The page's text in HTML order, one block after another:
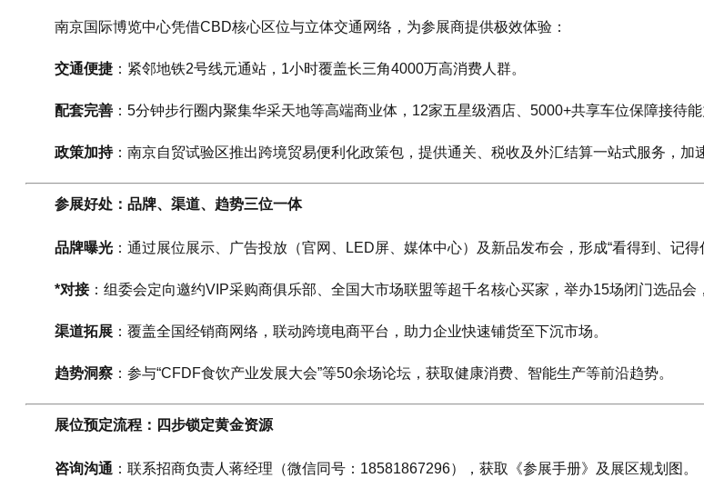
南京国际博览中心凭借CBD核心区位与立体交通网络，为参展商提供极效体验：
交通便捷 ：紧邻地铁2号线元通站，1小时覆盖长三角4000万高消费人群。
配套完善 ：5分钟步行圈内聚集华采天地等高端商业体，12家五星级酒店、5000+共享车位保障接待能
政策加持：南京自贸试验区推出跨境贸易便利化政策包，提供通关、税收及外汇结算一站式服务，加
参展好处：品牌、渠道、趋势三位一体
品牌曝光 ：通过展位展示、广告投放（官网、LED屏、媒体中心）及新品发布会，形成“看得到、记得
*对接：组委会定向邀约VIP采购商俱乐部、全国大市场联盟等超千名核心买家，举办15场闭门选品会
渠道拓展 ：覆盖全国经销商网络，联动跨境电商平台，助力企业快速铺货至下沉市场。
趋势洞察 ：参与“CFDF食饮产业发展大会”等50余场论坛，获取健康消费、智能生产等前沿趋势。
展位预定流程：四步锁定黄金资源
咨询沟通 ：联系招商负责人蒋经理（微信同号：18581867296），获取《参展手册》及展区规划图。